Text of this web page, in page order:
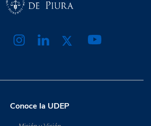
Conoce la UDEP